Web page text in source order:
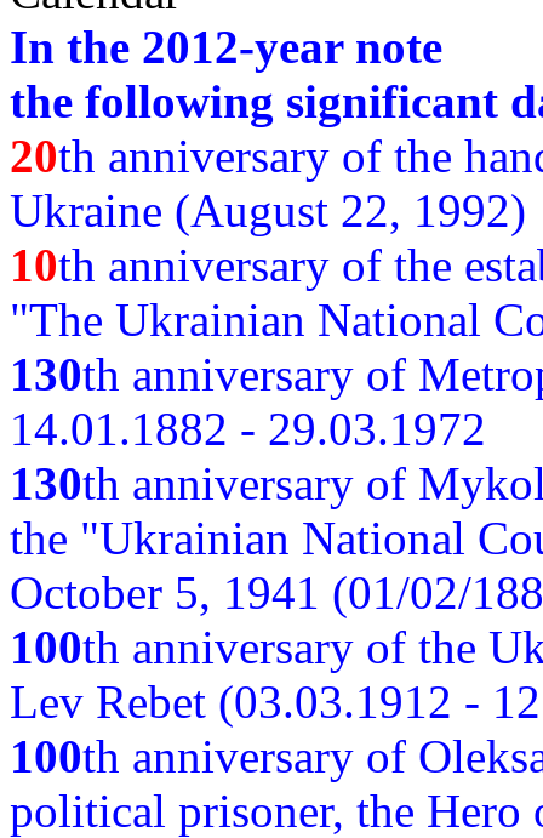
In the 2012-year note
the following significant
20th anniversary of the
Ukraine (August 22, 1992)
10th anniversary of the
"The Ukrainian National
130th anniversary of
14.01.1882 - 29.03.1972
130th anniversary of
the "Ukrainian National
October 5, 1941 (01/02/
100th anniversary of the
Lev Rebet (03.03.1912 -
100th anniversary of
political prisoner, the